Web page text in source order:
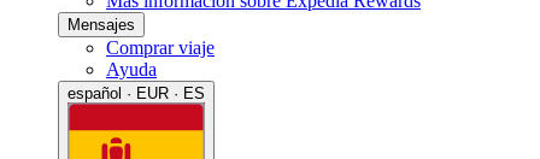
Mensajes
Comprar viaje
Ayuda
español · EUR · ES